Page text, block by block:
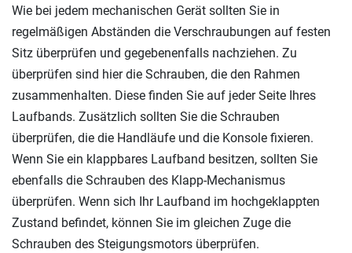
Wie bei jedem mechanischen Gerät sollten Sie in
regelmäßigen Abständen die Verschraubungen auf festen
Sitz überprüfen und gegebenenfalls nachziehen. Zu
überprüfen sind hier die Schrauben, die den Rahmen
zusammenhalten. Diese finden Sie auf jeder Seite Ihres
Laufbands. Zusätzlich sollten Sie die Schrauben
überprüfen, die die Handläufe und die Konsole fixieren.
Wenn Sie ein klappbares Laufband besitzen, sollten Sie
ebenfalls die Schrauben des Klapp-Mechanismus
überprüfen. Wenn sich Ihr Laufband im hochgeklappten
Zustand befindet, können Sie im gleichen Zuge die
Schrauben des Steigungsmotors überprüfen.